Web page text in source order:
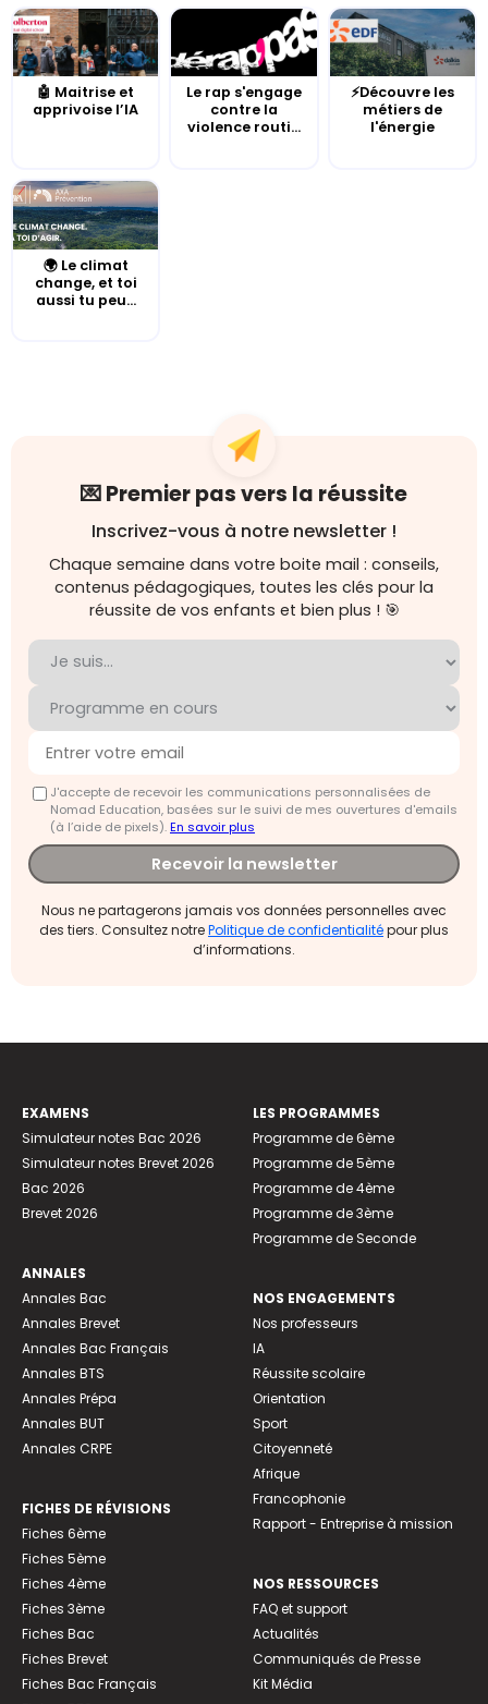
🤖 Maitrise et
apprivoise l’IA
Le rap s'engage
contre la
violence routi...
⚡Découvre les
métiers de
l'énergie
🌍 Le climat
change, et toi
aussi tu peu...
💌 Premier pas vers la réussite
Inscrivez-vous à notre newsletter !
Chaque semaine dans votre boite mail : conseils,
contenus pédagogiques, toutes les clés pour la
réussite de vos enfants et bien plus ! 🎯
J'accepte de recevoir les communications personnalisées de
Nomad Education, basées sur le suivi de mes ouvertures d'emails
(à l’aide de pixels).En savoir plus
Recevoir la newsletter
Nous ne partagerons jamais vos données personnelles avec
des tiers. Consultez notrePolitique de confidentialitépour plus
d’informations.
EXAMENS
Simulateur notes Bac 2026
Simulateur notes Brevet 2026
Bac 2026
Brevet 2026
ANNALES
Annales Bac
Annales Brevet
Annales Bac Français
Annales BTS
Annales Prépa
Annales BUT
Annales CRPE
FICHES DE RÉVISIONS
Fiches 6ème
Fiches 5ème
Fiches 4ème
Fiches 3ème
Fiches Bac
Fiches Brevet
Fiches Bac Français
LES PROGRAMMES
Programme de 6ème
Programme de 5ème
Programme de 4ème
Programme de 3ème
Programme de Seconde
NOS ENGAGEMENTS
Nos professeurs
IA
Réussite scolaire
Orientation
Sport
Citoyenneté
Afrique
Francophonie
Rapport - Entreprise à mission
NOS RESSOURCES
FAQ et support
Actualités
Communiqués de Presse
Kit Média